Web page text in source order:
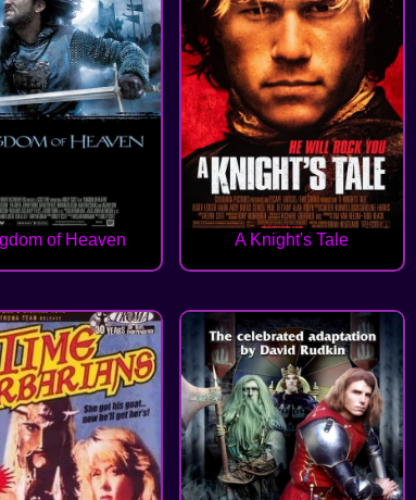
of Heaven A Knight's Tale